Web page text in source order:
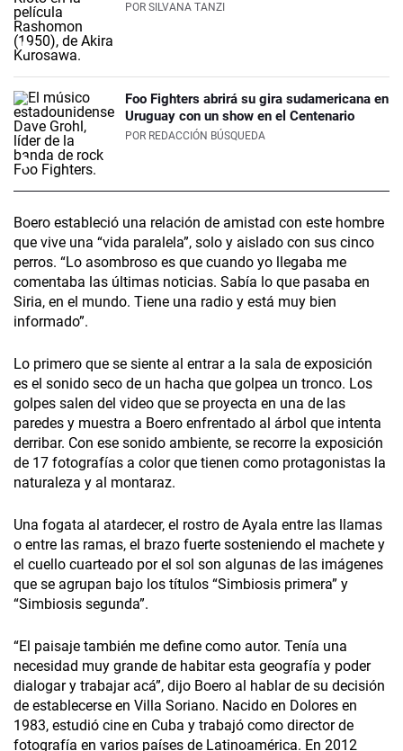
POR SILVANA TANZI
Foo Fighters abrirá su gira sudamericana en
Uruguay con un show en el Centenario
POR REDACCIÓN BÚSQUEDA
Boero estableció una relación de amistad con este hombre
que vive una “vida paralela”, solo y aislado con sus cinco
perros. “Lo asombroso es que cuando yo llegaba me
comentaba las últimas noticias. Sabía lo que pasaba en
Siria, en el mundo. Tiene una radio y está muy bien
informado”.
Lo primero que se siente al entrar a la sala de exposición
es el sonido seco de un hacha que golpea un tronco. Los
golpes salen del video que se proyecta en una de las
paredes y muestra a Boero enfrentado al árbol que intenta
derribar. Con ese sonido ambiente, se recorre la exposición
de 17 fotografías a color que tienen como protagonistas la
naturaleza y al montaraz.
Una fogata al atardecer, el rostro de Ayala entre las llamas
o entre las ramas, el brazo fuerte sosteniendo el machete y
el cuello cuarteado por el sol son algunas de las imágenes
que se agrupan bajo los títulos “Simbiosis primera” y
“Simbiosis segunda”.
“El paisaje también me define como autor. Tenía una
necesidad muy grande de habitar esta geografía y poder
dialogar y trabajar acá”, dijo Boero al hablar de su decisión
de establecerse en Villa Soriano. Nacido en Dolores en
1983, estudió cine en Cuba y trabajó como director de
fotografía en varios países de Latinoamérica. En 2012